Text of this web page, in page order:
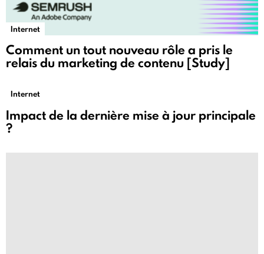
Internet
Comment un tout nouveau rôle a pris le
relais du marketing de contenu [Study]
Internet
Impact de la dernière mise à jour principale
?